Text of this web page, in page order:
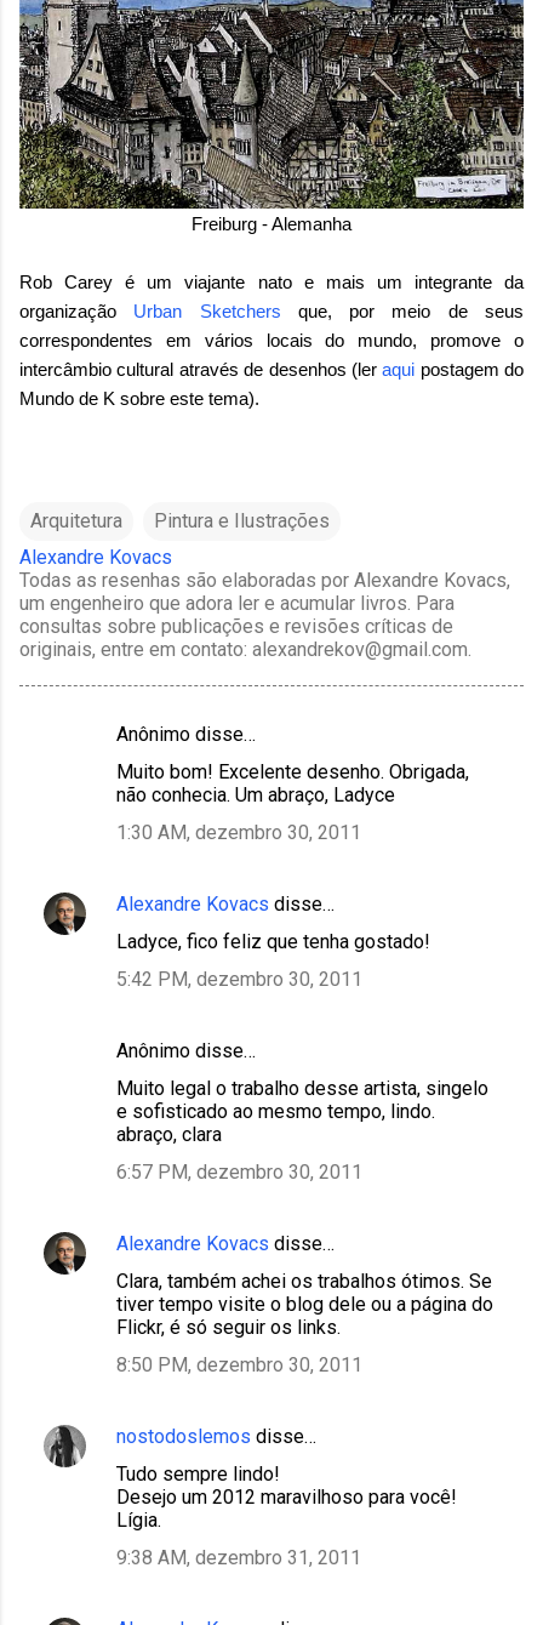
Freiburg - Alemanha
Rob Carey é um viajante nato e mais um integrante da
organização Urban Sketchers que, por meio de seus
correspondentes em vários locais do mundo, promove o
intercâmbio cultural através de desenhos (leraqui postagem do
Mundo de K sobre este tema).
Arquitetura
Pintura e Ilustrações
Alexandre Kovacs
Todas as resenhas são elaboradas por Alexandre Kovacs,
um engenheiro que adora ler e acumular livros. Para
consultas sobre publicações e revisões críticas de
originais, entre em contato: alexandrekov@gmail.com.
t
Anônimo disse…
Muito bom! Excelente desenho. Obrigada,
não conhecia. Um abraço, Ladyce
1:30 AM, dezembro 30, 2011
Alexandre Kovacs disse…
Ladyce, fico feliz que tenha gostado!
5:42 PM, dezembro 30, 2011
Anônimo disse…
Muito legal o trabalho desse artista, singelo
e sofisticado ao mesmo tempo, lindo.
abraço, clara
6:57 PM, dezembro 30, 2011
Alexandre Kovacs disse…
Clara, também achei os trabalhos ótimos. Se
tiver tempo visite o blog dele ou a página do
Flickr, é só seguir os links.
8:50 PM, dezembro 30, 2011
nostodoslemos disse…
Tudo sempre lindo!
Desejo um 2012 maravilhoso para você!
Lígia.
9:38 AM, dezembro 31, 2011